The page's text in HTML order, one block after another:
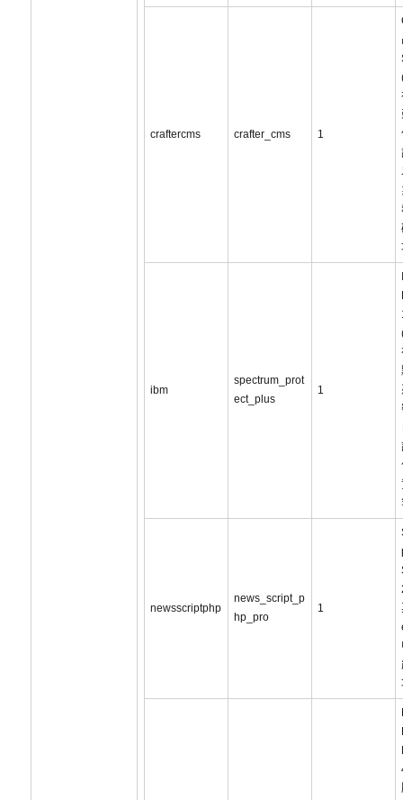
craftercms crafter_cms 1
ibm
spectrum_prot
ect_plus
1
newsscriptphp
news_script_p
hp_pro
1